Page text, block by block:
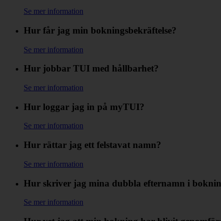
Se mer information
Hur får jag min bokningsbekräftelse?
Se mer information
Hur jobbar TUI med hållbarhet?
Se mer information
Hur loggar jag in på myTUI?
Se mer information
Hur rättar jag ett felstavat namn?
Se mer information
Hur skriver jag mina dubbla efternamn i
Se mer information